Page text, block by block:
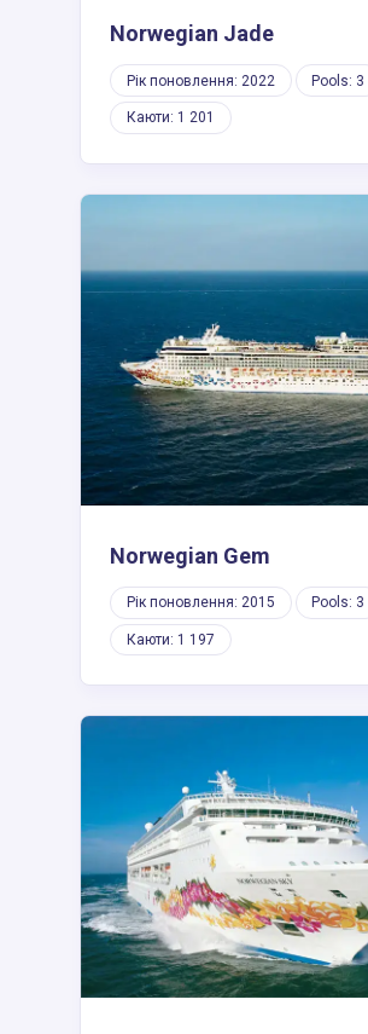
Norwegian Jade
Рік поновлення: 2022 Pools: 3
Каюти: 1 201
Norwegian Gem
Рік поновлення: 2015 Pools: 3
Каюти: 1 197